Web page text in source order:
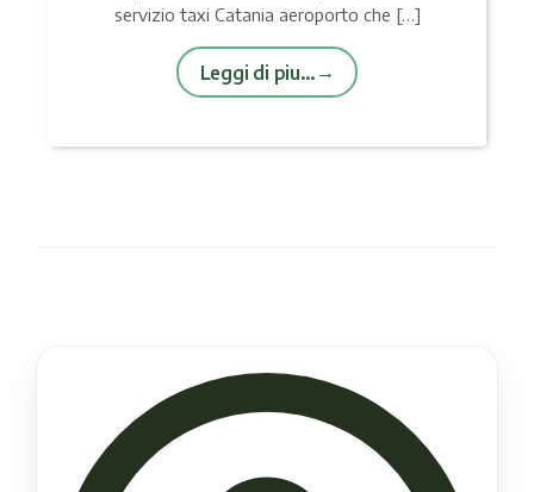
servizio taxi Catania aeroporto che […]
Leggi di piu…